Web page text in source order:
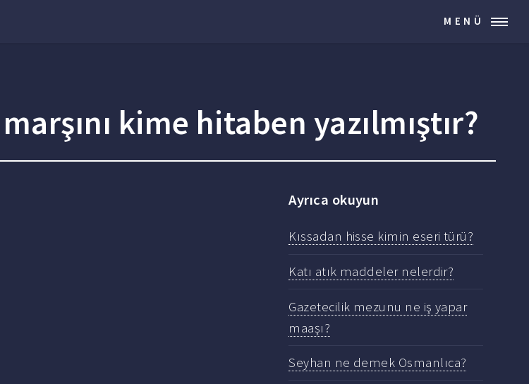
MENÜ
kime hitaben yazılmıştır?
Ayrıca okuyun
Kıssadan hisse kimin eseri türü?
Katı atık maddeler nelerdir?
Gazetecilik mezunu ne iş yapar
maaşı?
Seyhan ne demek Osmanlıca?